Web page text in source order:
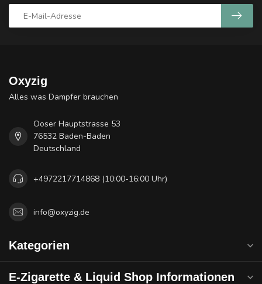
Oxyzig
Alles was Dampfer brauchen
Ooser Hauptstrasse 53
76532 Baden-Baden
Deutschland
+4972217714868 (10:00-16:00 Uhr)
info@oxyzig.de
Kategorien
E-Zigarette & Liquid Shop Informationen